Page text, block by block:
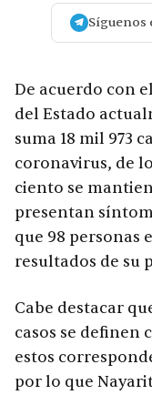
Síguenos
De acuerdo con
del Estado
suma 18 mil 973
coronavirus, de
ciento se
presentan
que 98 personas
resultados de su
Cabe destacar
casos se definen
estos
por lo que